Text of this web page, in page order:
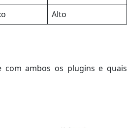
Alto
com ambos os plugins e quais